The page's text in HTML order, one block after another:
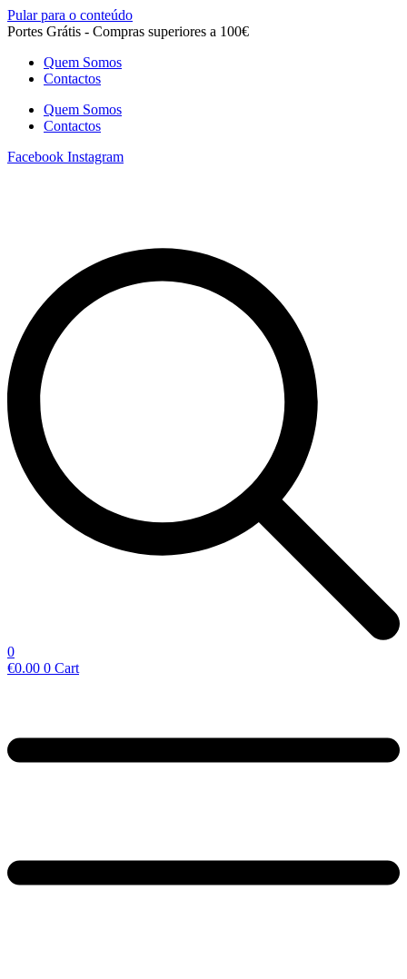
Pular para o conteúdo
Portes Grátis - Compras superiores a 100€
Quem Somos
Contactos
Quem Somos
Contactos
Facebook Instagram
0
€0.00 0 Cart